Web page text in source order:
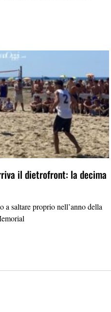
il dietrofront: la decima
saltare proprio nell’anno della